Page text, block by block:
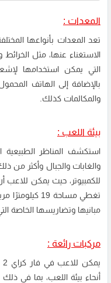
المعدات :
تعد المعدات بأنواعها
التي يمكن استخدامها
بالإضافة إلى الهاتف
والمكالمات كذلك.
بيئة اللعب :
استكشف المناظر الطبيعية
للكمبيوتر، حيث يمكن للاعب
تغطي مساحة
مبانيها وتضاريسها الخاصة
مركبات رائعة :
أنحاء بيئة اللعب، بما في ذلك